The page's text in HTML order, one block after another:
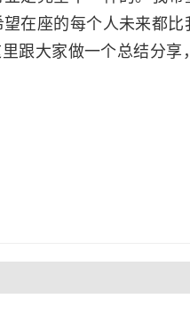
在座的每个人未来都比
大家做一个总结分享